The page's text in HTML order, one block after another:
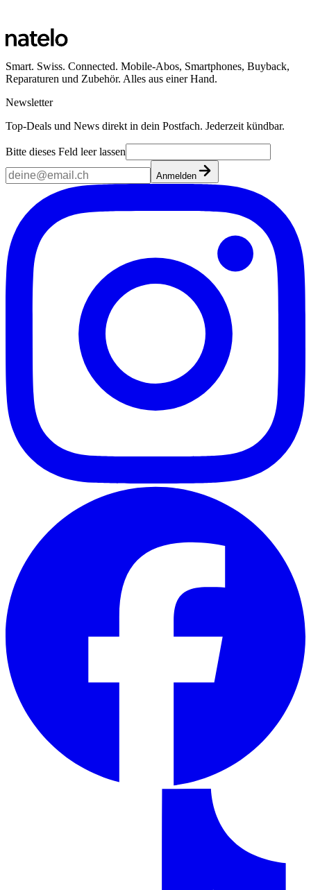
Smart. Swiss. Connected. Mobile-Abos, Smartphones, Buyback,
Reparaturen und Zubehör. Alles aus einer Hand.
Newsletter
Top-Deals und News direkt in dein Postfach. Jederzeit kündbar.
Bitte dieses Feld leer lassen
Anmelden